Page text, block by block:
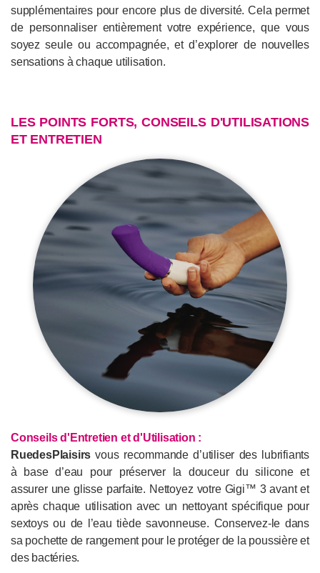
supplémentaires pour encore plus de diversité. Cela permet
de personnaliser entièrement votre expérience, que vous
soyez seule ou accompagnée, et d’explorer de nouvelles
sensations à chaque utilisation.
LES POINTS FORTS, CONSEILS D'UTILISATIONS
ET ENTRETIEN
Conseils d'Entretien et d'Utilisation :
RuedesPlaisirs vous recommande d’utiliser des lubrifiants
à base d’eau pour préserver la douceur du silicone et
assurer une glisse parfaite. Nettoyez votre Gigi™ 3 avant et
après chaque utilisation avec un nettoyant spécifique pour
sextoys ou de l’eau tiède savonneuse. Conservez-le dans
sa pochette de rangement pour le protéger de la poussière et
des bactéries.